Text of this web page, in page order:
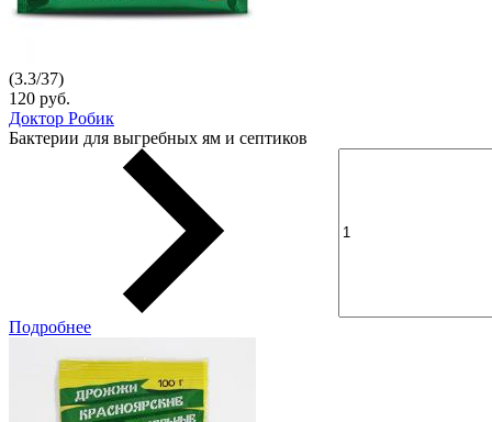
(3.3/37)
120 руб.
Доктор Робик
Бактерии для выгребных ям и септиков
Подробнее